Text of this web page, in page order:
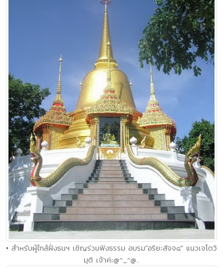
• สำหรับผู้ใกล้ฝั่งธนฯ เชิญร่วมฟังธรรม อบรม"อริยะสัจจ๔" แนวเจโตวิ
มุติ เจ้าค่ะ@^_^@..